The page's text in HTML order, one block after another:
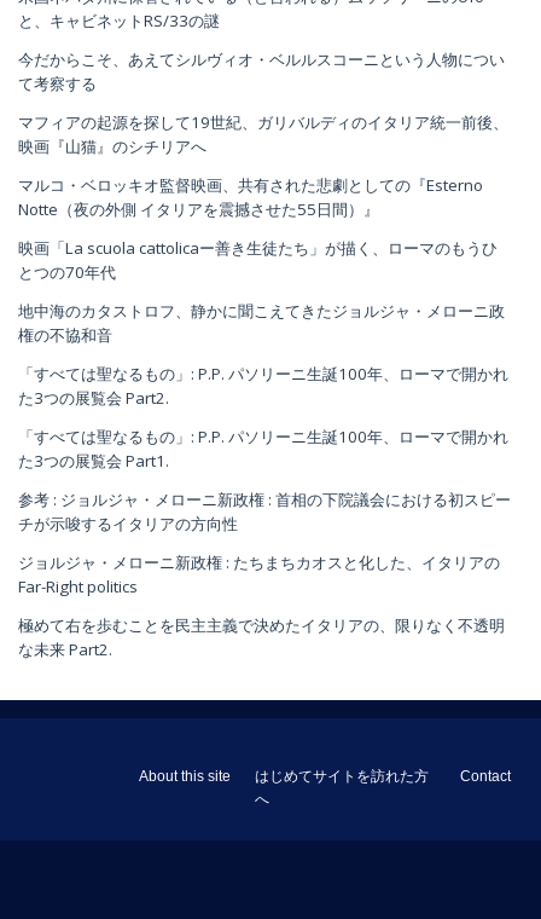
と、キャビネットRS/33の謎
今だからこそ、あえてシルヴィオ・ベルルスコーニという人物につい
て考察する
マフィアの起源を探して19世紀、ガリバルディのイタリア統一前後、
映画『山猫』のシチリアへ
マルコ・ベロッキオ監督映画、共有された悲劇としての『Esterno
Notte（夜の外側 イタリアを震撼させた55日間）』
映画「La scuola cattolicaー善き生徒たち」が描く、ローマのもうひ
とつの70年代
地中海のカタストロフ、静かに聞こえてきたジョルジャ・メローニ政
権の不協和音
「すべては聖なるもの」: P.P. パソリーニ生誕100年、ローマで開かれ
た3つの展覧会 Part2.
「すべては聖なるもの」: P.P. パソリーニ生誕100年、ローマで開かれ
た3つの展覧会 Part1.
参考 : ジョルジャ・メローニ新政権 : 首相の下院議会における初スピー
チが示唆するイタリアの方向性
ジョルジャ・メローニ新政権 : たちまちカオスと化した、イタリアの
Far-Right politics
極めて右を歩むことを民主主義で決めたイタリアの、限りなく不透明
な未来 Part2.
About this site
はじめてサイトを訪れた方
へ
Contact